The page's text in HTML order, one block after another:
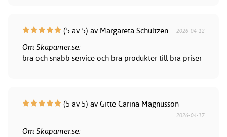
(5 av 5) av Margareta Schultzen 2026-04-12
Om Skapamer.se:
bra och snabb service och bra produkter till bra priser
(5 av 5) av Gitte Carina Magnusson
2026-04-17
Om Skapamer.se: